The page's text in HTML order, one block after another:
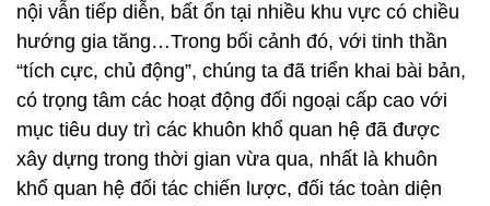
nội vẫn tiếp diễn, bất ổn tại nhiều khu vực có chiều
hướng gia tăng…Trong bối cảnh đó, với tinh thần
“tích cực, chủ động”, chúng ta đã triển khai bài bản,
có trọng tâm các hoạt động đối ngoại cấp cao với
mục tiêu duy trì các khuôn khổ quan hệ đã được
xây dựng trong thời gian vừa qua, nhất là khuôn
khổ quan hệ đối tác chiến lược, đối tác toàn diện